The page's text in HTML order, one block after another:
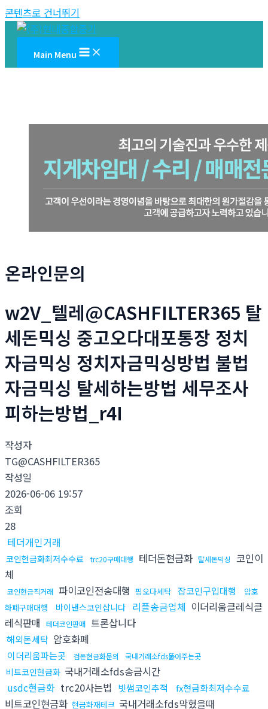
콘텐츠로 건너뛰기
Main Menu
온라인문의
w2V_텔레@CASHFILTER365 탈
세돈믹싱 중고오다대포통장 정치
자금믹싱 정치자금믹싱방법 불법
자금믹싱 탈세하는방법 세무조사
피하는방법_r4I
작성자
TG@CASHFILTER365
작성일
2026-06-06 19:57
조회
28
테더개인거래
코인현금화최저수수료 trc20구매대행 테더돈현금화 탈세돈믹싱
코인이
체
코인현금직거래 파이코인전송대행 핑오다세탁 잡코인구입대행
암호
화폐구매대행
바이낸스코인삽니다 리플송금업체 이더리움클레식클
레식판매
테더코인판매 트론삽니다
해외돈세탁 암호화폐
이더리움파는곳 검돈현금화문의 국내거래소fds뚫어주는곳
비트코인현금화 국내거래소fds송금시간
usdc현금화 trc20사는법 빗썸코인추적 fx현금화최저수수료
비트코인현금화 현금화재테크 국내거래소fds막혔을때